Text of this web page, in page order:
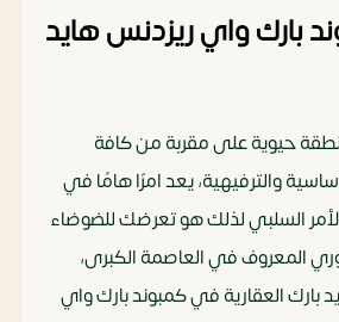
بارك واي ريزدنس هايد
حيوية على مقربة من كافة
والترفيهية، يعد امرًا هامًا في
السلبي لذلك هو تعرضك للضوضاء
المعروف في العاصمة الكبرى،
بارك العقارية في كمبوند بارك واي